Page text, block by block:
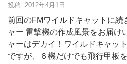
投稿: 2012年4月1日
前回のFMワイルドキャットに続
ャー 雷撃機の作成風景をお届け
ャーはデカイ！ワイルドキャッ
ですが、６機だけでも飛行甲板